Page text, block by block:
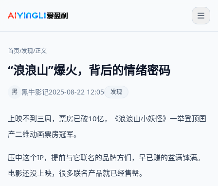
首页/发现/正文
“浪浪山”爆火，背后的情绪密码
黑 黑牛影记2025-08-22 12:05 发现
上映不到三周，票房已破10亿，《浪浪山小妖怪》一举登顶国
产二维动画票房冠军。
压中这个IP，提前与它联名的品牌方们，早已赚的盆满钵满。
电影还没上映，很多联名产品就已经售罄。